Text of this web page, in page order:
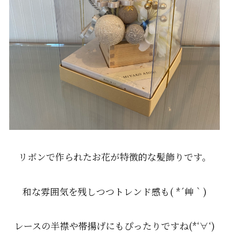
リボンで作られたお花が特徴的な髪飾りです。
和な雰囲気を残しつつトレンド感も( *´艸｀)
レースの半襟や帯揚げにもぴったりですね(*‘∀‘)